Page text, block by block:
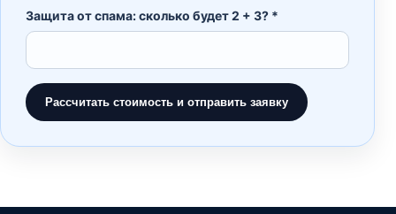
Защита от спама: сколько будет 2 + 3? *
Рассчитать стоимость и отправить заявку